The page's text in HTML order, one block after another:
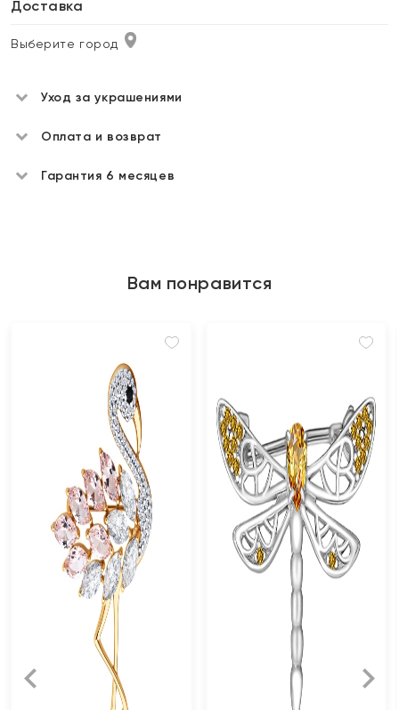
Доставка
Выберите город
Уход за украшениями
Оплата и возврат
Гарантия 6 месяцев
Вам понравится